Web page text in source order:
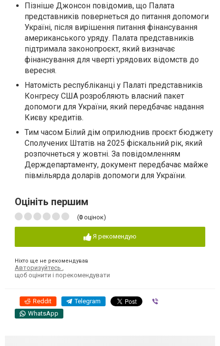
Пізніше Джонсон повідомив, що Палата
представників повернеться до питання допомоги
Україні, після вирішення питання фінансування
американського уряду. Палата представників
підтримала законопроєкт, який визначає
фінансування для чверті урядових відомств до
вересня.
Натомість республіканці у Палаті представників
Конгресу США розробляють власний пакет
допомоги для України, який передбачає надання
Києву кредитів.
Тим часом Білий дім оприлюднив проєкт бюджету
Сполучених Штатів на 2025 фіскальний рік, який
розпочнеться у жовтні. За повідомленням
Держдепартаменту, документ передбачає майже
півмільярда доларів допомоги для України.
Оцініть першим
(0 оцінок)
Я рекомендую
Ніхто ще не рекомендував
Авторизуйтесь
щоб оцінити і порекомендувати
Reddit Telegram
WhatsApp